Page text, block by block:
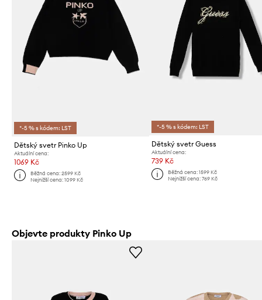
*-5 % s kódem: LST
Dětský svetr Pinko Up
Aktuální cena:
1069 Kč
Běžná cena:2599 Kč
Nejnižší cena:1099 Kč
*-5 % s kódem: LST
Dětský svetr Guess
Aktuální cena:
739 Kč
Běžná cena: 1599 Kč
Nejnižší cena: 769 Kč
Objevte produkty Pinko Up